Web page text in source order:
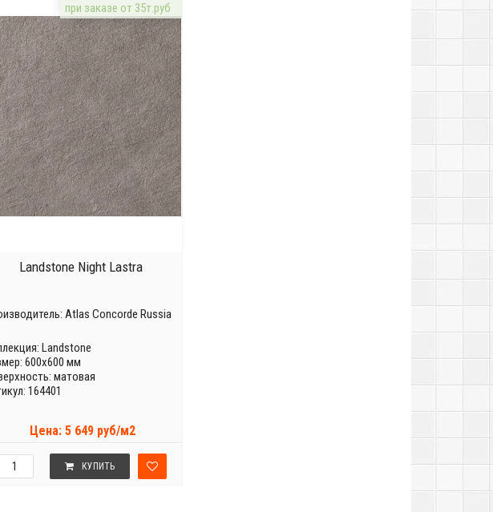
при заказе от 35т.руб
Landstone Night Lastra
Atlas Concorde Russia
Landstone
600x600 мм
матовая
164401
Цена: 5 649 руб/м2
КУПИТЬ